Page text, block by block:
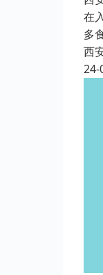
在
多
西
24-